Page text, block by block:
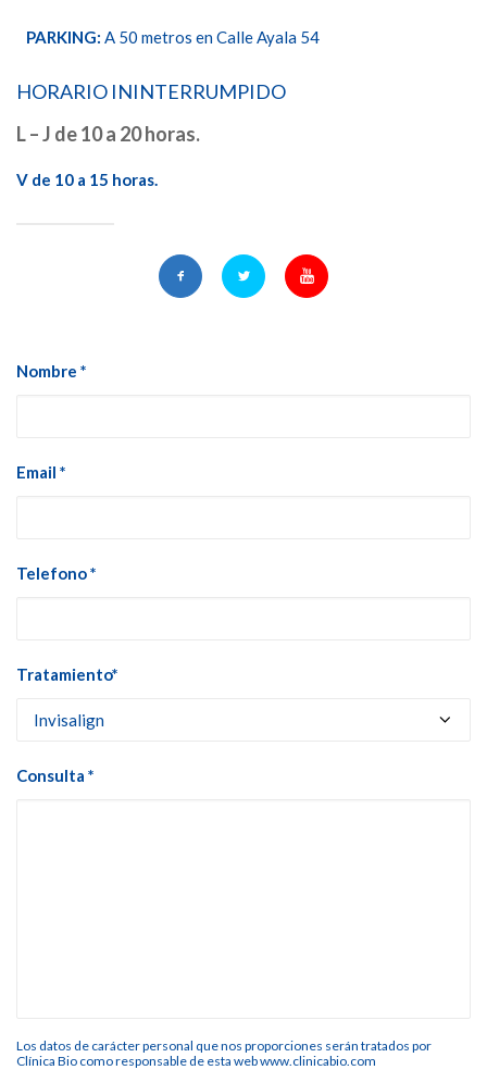
PARKING: A 50 metros en Calle Ayala 54
HORARIO ININTERRUMPIDO
L – J de 10 a 20 horas.
V de 10 a 15 horas.
Nombre *
Email *
Telefono *
Tratamiento*
Consulta *
Los datos de carácter personal que nos proporciones serán tratados por
Clínica Bio como responsable de esta web www.clinicabio.com